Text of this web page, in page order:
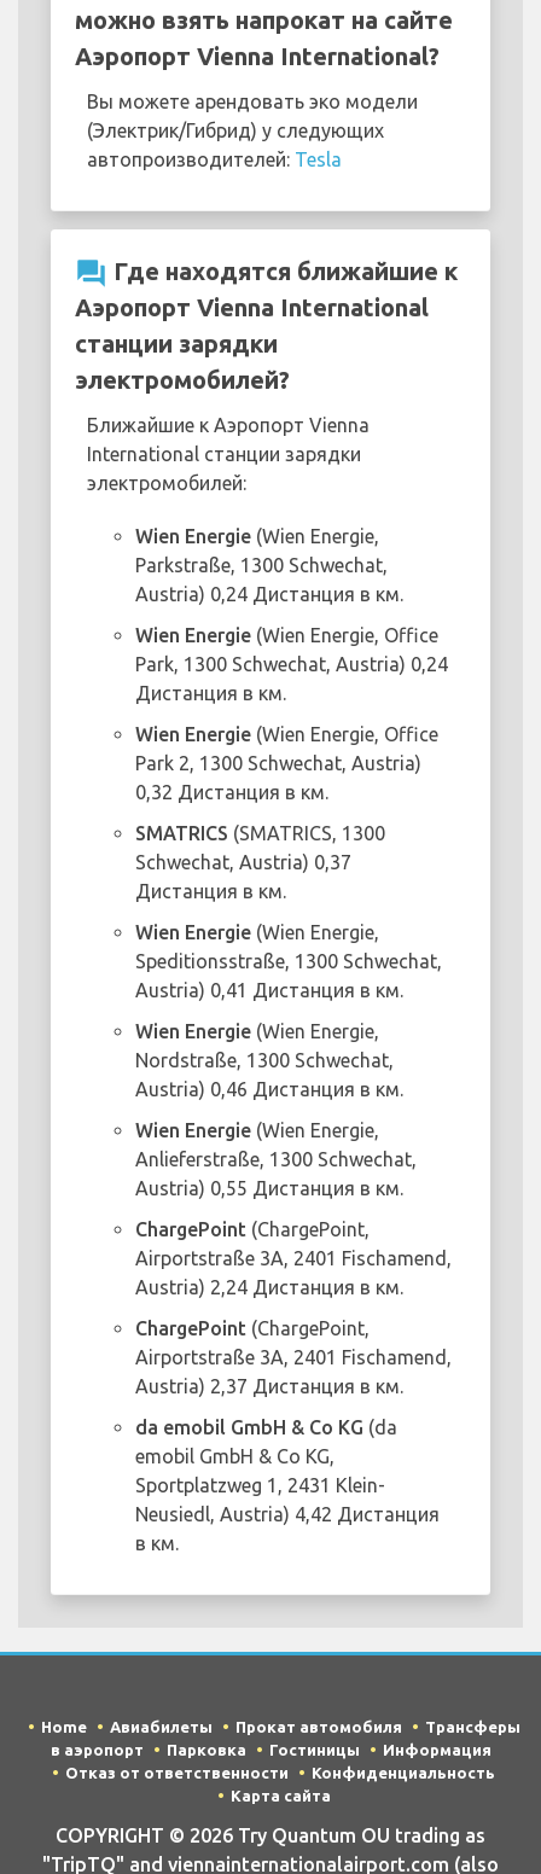
можно взять напрокат на сайте
Аэропорт Vienna International?
Вы можете арендовать эко модели
(Электрик/Гибрид) у следующих
автопроизводителей: Tesla
question_answer Где находятся ближайшие к
Аэропорт Vienna International
станции зарядки
электромобилей?
Ближайшие к Аэропорт Vienna
International станции зарядки
электромобилей:
Wien Energie (Wien Energie,
Parkstraße, 1300 Schwechat,
Austria) 0,24 Дистанция в км.
Wien Energie (Wien Energie, Office
Park, 1300 Schwechat, Austria) 0,24
Дистанция в км.
Wien Energie (Wien Energie, Office
Park 2, 1300 Schwechat, Austria)
0,32 Дистанция в км.
SMATRICS (SMATRICS, 1300
Schwechat, Austria) 0,37
Дистанция в км.
Wien Energie (Wien Energie,
Speditionsstraße, 1300 Schwechat,
Austria) 0,41 Дистанция в км.
Wien Energie (Wien Energie,
Nordstraße, 1300 Schwechat,
Austria) 0,46 Дистанция в км.
Wien Energie (Wien Energie,
Anlieferstraße, 1300 Schwechat,
Austria) 0,55 Дистанция в км.
ChargePoint (ChargePoint,
Airportstraße 3A, 2401 Fischamend,
Austria) 2,24 Дистанция в км.
ChargePoint (ChargePoint,
Airportstraße 3A, 2401 Fischamend,
Austria) 2,37 Дистанция в км.
da emobil GmbH & Co KG (da
emobil GmbH & Co KG,
Sportplatzweg 1, 2431 Klein-
Neusiedl, Austria) 4,42 Дистанция
в км.
Home Авиабилеты Прокат автомобиля
Трансферы
в аэропорт
Парковка Гостиницы
Информация
Отказ от ответственности
Конфиденциальность
Карта сайта
COPYRIGHT © 2026 Try Quantum OU trading as
"TripTQ" and viennainternationalairport.com (also